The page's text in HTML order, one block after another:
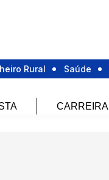
Rural Saúde
CARREIRA